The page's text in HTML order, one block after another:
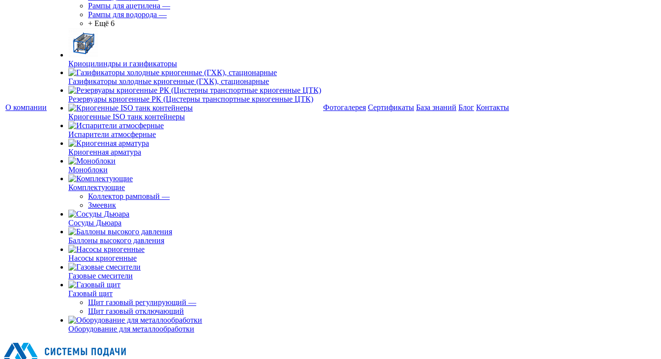
О компании
Рампы для ацетилена —
Рампы для водорода —
+ Ещё 6
Криоцилиндры и газификаторы
Газификаторы холодные криогенные (ГХК), стационарные
Резервуары криогенные РК (Цистерны транспортные криогенные ЦТК)
Криогенные ISO танк контейнеры
Испарители атмосферные
Криогенная арматура
Моноблоки
Комплектующие
Коллектор рамповый —
Змеевик
Сосуды Дьюара
Баллоны высокого давления
Насосы криогенные
Газовые смесители
Газовый щит
Щит газовый регулирующий —
Щит газовый отключающий
Оборудование для металлообработки
Фотогалерея Сертификаты База знаний Блог Контакты